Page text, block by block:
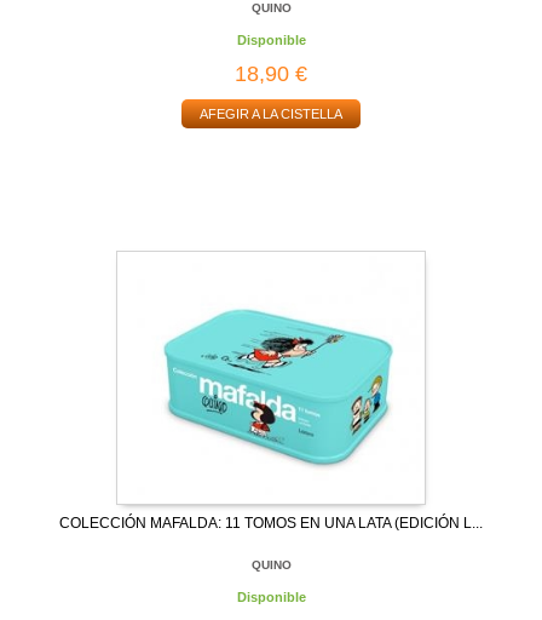
QUINO
Disponible
18,90 €
AFEGIR A LA CISTELLA
COLECCIÓN MAFALDA: 11 TOMOS EN UNA LATA (EDICIÓN L...
QUINO
Disponible